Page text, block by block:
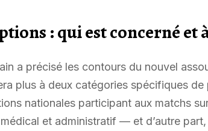
: qui est concerné et
a précisé les contours du nouvel
plus à deux catégories spécifiques de
nationales participant aux matchs
et administratif — et d’autre